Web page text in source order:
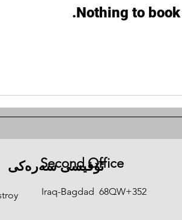
Nothing to
ئۆفیسی سەرەکی
Second Office
Iraq-Bagdad 68QW+352